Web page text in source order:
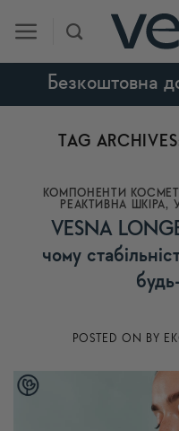
content
Безкоштовна
TAG
КОМПОНЕНТИ
РЕАКТИВНА ШКІРА,
VESNA
чому
POSTED ON BY